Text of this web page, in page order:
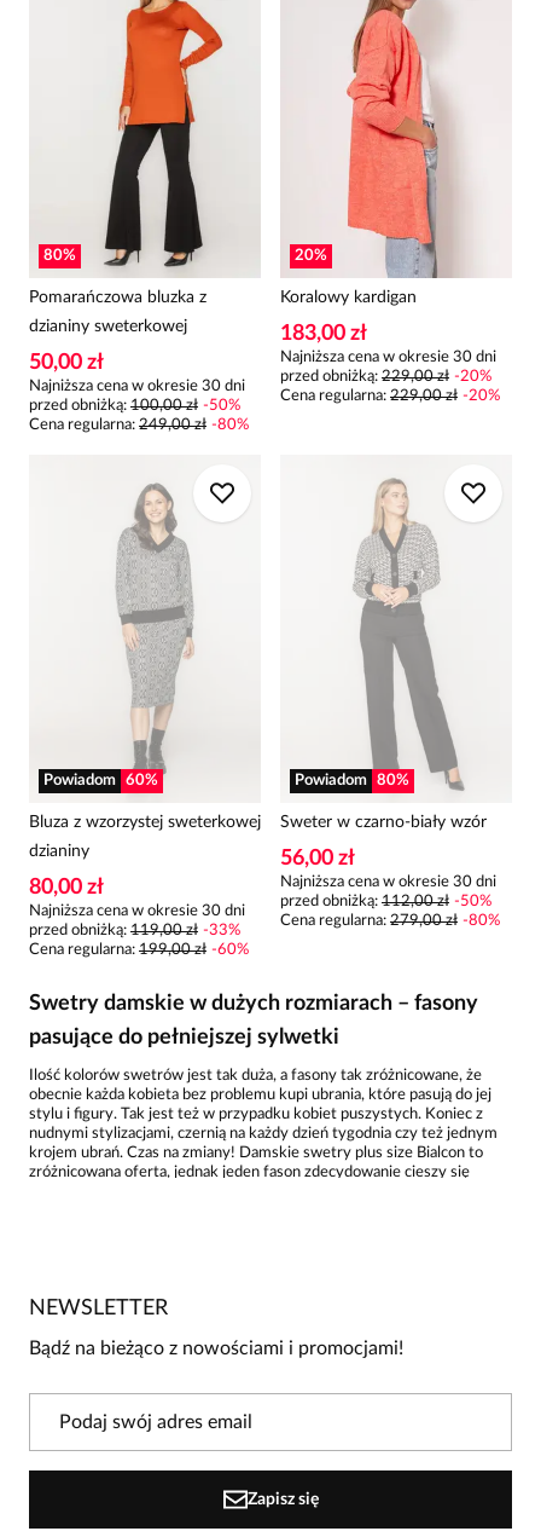
80%
Pomarańczowa bluzka z
dzianiny sweterkowej
50,00 zł
Najniższa cena w okresie 30 dni
przed obniżką: 100,00 zł -50%
Cena regularna: 249,00 zł -80%
20%
Koralowy kardigan
183,00 zł
Najniższa cena w okresie 30 dni
przed obniżką: 229,00 zł -20%
Cena regularna: 229,00 zł -20%
Powiadom 60%
Bluza z wzorzystej sweterkowej
dzianiny
80,00 zł
Najniższa cena w okresie 30 dni
przed obniżką: 119,00 zł -33%
Cena regularna: 199,00 zł -60%
Powiadom 80%
Sweter w czarno-biały wzór
56,00 zł
Najniższa cena w okresie 30 dni
przed obniżką: 112,00 zł -50%
Cena regularna: 279,00 zł -80%
Swetry damskie w dużych rozmiarach – fasony
pasujące do pełniejszej sylwetki
Ilość kolorów swetrów jest tak duża, a fasony tak zróżnicowane, że
obecnie każda kobieta bez problemu kupi ubrania, które pasują do jej
stylu i figury. Tak jest też w przypadku kobiet puszystych. Koniec z
nudnymi stylizacjami, czernią na każdy dzień tygodnia czy też jednym
krojem ubrań. Czas na zmiany! Damskie swetry plus size Bialcon to
zróżnicowana oferta, jednak jeden fason zdecydowanie cieszy się
łódkę, okrągłym czy też dekoltem typu woda, miękko układającym się
dla siebie! Dużym zainteresowaniem Klientek cieszą się swetry
Zdecyduj się na swetry ze ściągaczem.
Jednolite czy wzorzyste swetry damskieXXL?
NEWSLETTER
Bądź na bieżąco z nowościami i promocjami!
Zapisz się